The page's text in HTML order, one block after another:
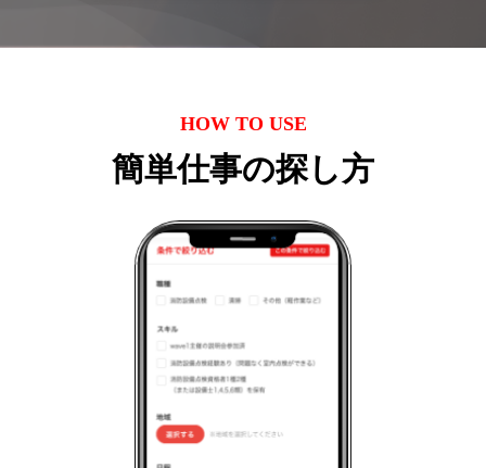
HOW TO USE
簡単仕事の探し方